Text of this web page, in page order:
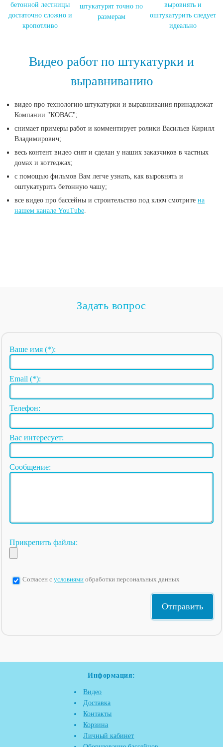
бетонной лестницы
достаточно сложно и
кропотливо
штукатурят точно по
размерам
выровнять и
оштукатурить следует
идеально
Видео работ по штукатурки и
выравниванию
видео про технологию штукатурки и выравнивания принадлежат
Компании "КОВАС";
снимает примеры работ и комментирует ролики Васильев Кирилл
Владимирович;
весь контент видео снят и сделан у наших заказчиков в частных
домах и коттеджах;
с помощью фильмов Вам легче узнать, как выровнять и
оштукатурить бетонную чашу;
все видео про бассейны и строительство под ключ смотрите на
нашем канале YouTube.
Задать вопрос
Ваше имя (*):
Email (*):
Телефон:
Вас интересует:
Сообщение:
Прикрепить файлы:
Согласен с условиями обработки персональных данных
Информация:
Видео
Доставка
Контакты
Корзина
Личный кабинет